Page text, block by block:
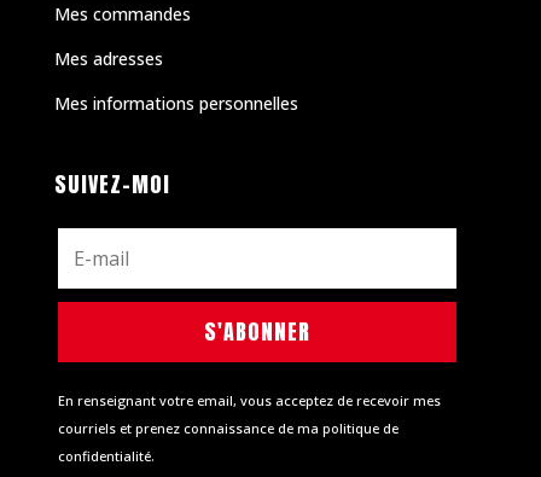
Mes commandes
Mes adresses
Mes informations personnelles
SUIVEZ-MOI
S'ABONNER
En renseignant votre email, vous acceptez de recevoir mes
courriels et prenez connaissance de ma politique de
confidentialité.